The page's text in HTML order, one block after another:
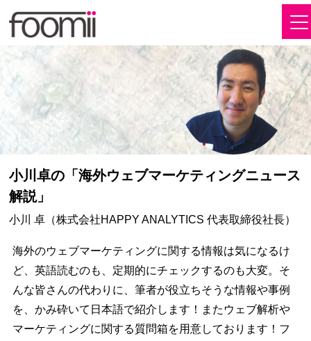
小川卓の「海外ウェブマーケティングニュース
解説」
小川 卓（株式会社HAPPY ANALYTICS 代表取締役社長）
海外のウェブマーケティングに関する情報は気になるけ
ど、英語読むのも、定期的にチェックするのも大変。そ
んな皆さんの代わりに、筆者が役立ちそうな情報や事例
を、かみ砕いて日本語で紹介します！またウェブ解析や
マーケティングに関する質問箱を用意しております！フ